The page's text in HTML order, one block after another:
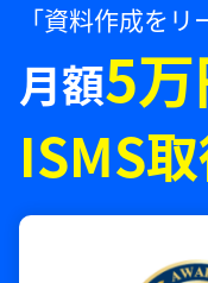
「資料作成を
月額5
ISMS